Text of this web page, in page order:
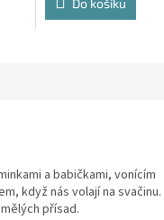
Do košíku
a babičkami, vonícím
když nás volají na svačinu.
přísad.